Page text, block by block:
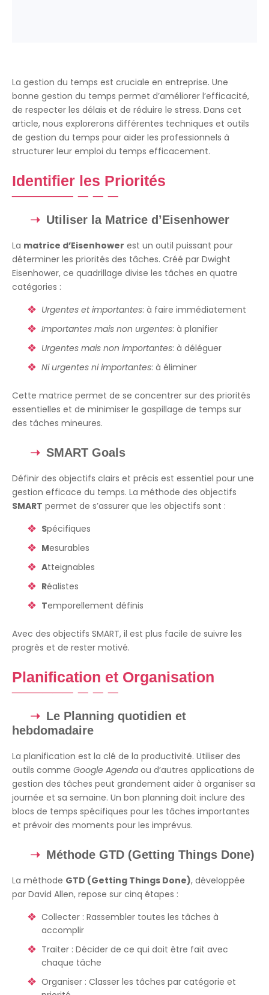
La gestion du temps est cruciale en entreprise. Une
bonne gestion du temps permet d’améliorer l’efficacité,
de respecter les délais et de réduire le stress. Dans cet
article, nous explorerons différentes techniques et outils
de gestion du temps pour aider les professionnels à
structurer leur emploi du temps efficacement.
Identifier les Priorités
Utiliser la Matrice d’Eisenhower
La matrice d’Eisenhower est un outil puissant pour
déterminer les priorités des tâches. Créé par Dwight
Eisenhower, ce quadrillage divise les tâches en quatre
catégories :
Urgentes et importantes: à faire immédiatement
Importantes mais non urgentes: à planifier
Urgentes mais non importantes: à déléguer
Ni urgentes ni importantes: à éliminer
Cette matrice permet de se concentrer sur des priorités
essentielles et de minimiser le gaspillage de temps sur
des tâches mineures.
SMART Goals
Définir des objectifs clairs et précis est essentiel pour une
gestion efficace du temps. La méthode des objectifs
SMART permet de s’assurer que les objectifs sont :
Spécifiques
Mesurables
Atteignables
Réalistes
Temporellement définis
Avec des objectifs SMART, il est plus facile de suivre les
progrès et de rester motivé.
Planification et Organisation
Le Planning quotidien et
hebdomadaire
La planification est la clé de la productivité. Utiliser des
outils comme Google Agenda ou d’autres applications de
gestion des tâches peut grandement aider à organiser sa
journée et sa semaine. Un bon planning doit inclure des
blocs de temps spécifiques pour les tâches importantes
et prévoir des moments pour les imprévus.
Méthode GTD (Getting Things Done)
La méthode GTD (Getting Things Done), développée
par David Allen, repose sur cinq étapes :
Collecter : Rassembler toutes les tâches à
accomplir
Traiter : Décider de ce qui doit être fait avec
chaque tâche
Organiser : Classer les tâches par catégorie et